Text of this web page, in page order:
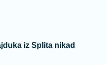
iz Splita nikad